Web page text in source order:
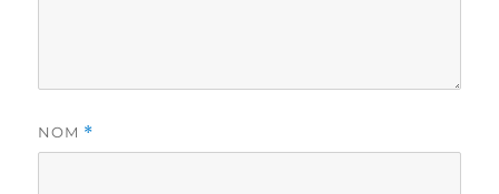
NOM *